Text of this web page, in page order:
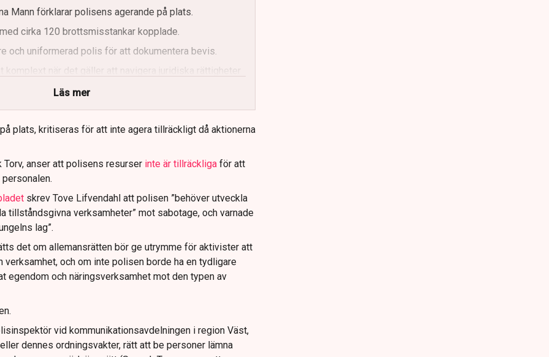
Mann förklarar polisens agerande på plats.
cirka 120 brottsmisstankar kopplade.
och uniformerad polis för att dokumentera bevis.
när det gäller att navigera juridiska rättigheter
Läs mer
plats, kritiseras för att inte agera tillräckligt då aktionerna
anser att polisens resurser inte är tillräckliga för att
skrev Tove Lifvendahl att polisen ”behöver utveckla
tillståndsgivna verksamheter” mot sabotage, och varnade
lag”.
det om allemansrätten bör ge utrymme för aktivister att
och om inte polisen borde ha en tydligare
egendom och näringsverksamhet mot den typen av
vid kommunikationsavdelningen i region Väst,
dennes ordningsvakter, rätt att be personer lämna